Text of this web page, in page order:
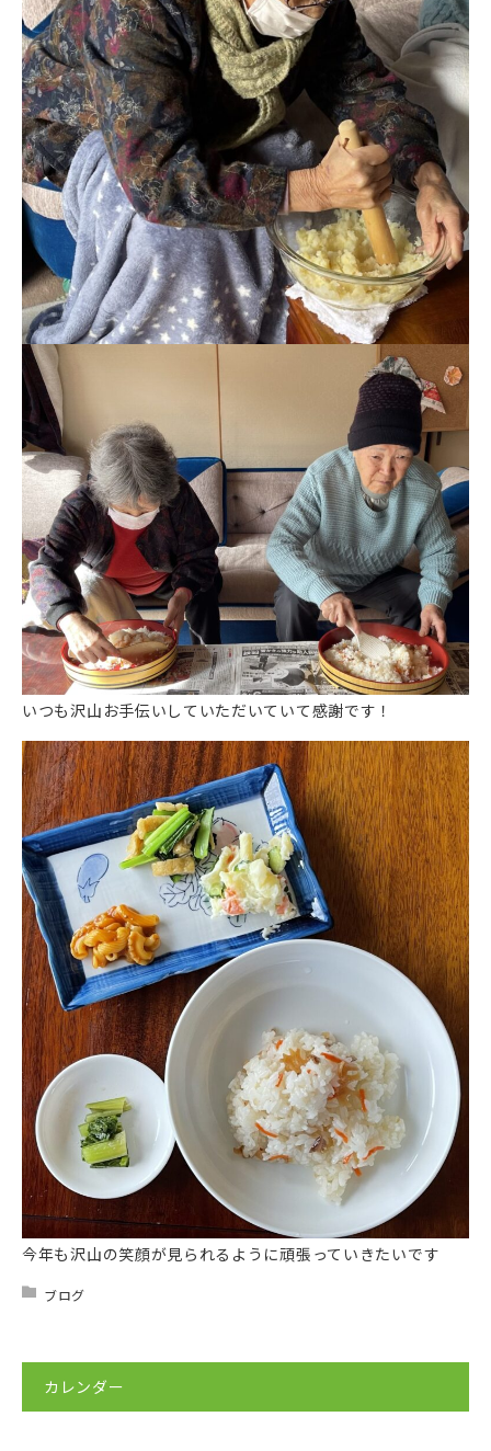
いつも沢山お手伝いしていただいていて感謝です！
今年も沢山の笑顔が見られるように頑張っていきたいです
ブログ
カレンダー